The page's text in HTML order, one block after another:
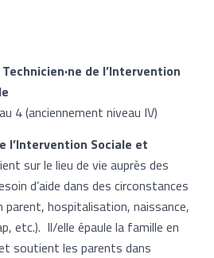
de l’Intervention
4 (anciennement niveau IV)
l’Intervention Sociale et
sur le lieu de vie auprès des
d’aide dans des circonstances
parent, hospitalisation, naissance,
etc.). Il/elle épaule la famille en
soutient les parents dans